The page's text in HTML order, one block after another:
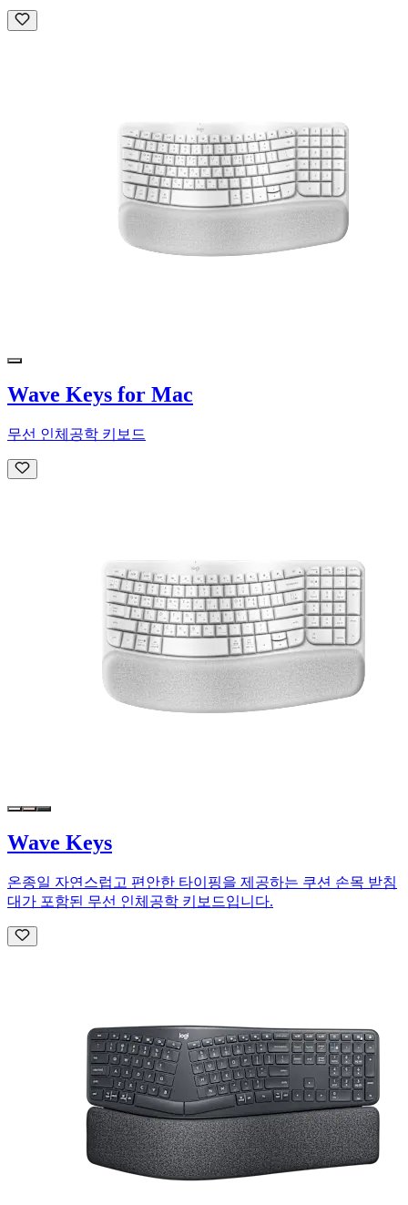
Wave Keys for Mac
무선 인체공학 키보드
Wave Keys
온종일 자연스럽고 편안한 타이핑을 제공하는 쿠션 손목 받침
대가 포함된 무선 인체공학 키보드입니다.